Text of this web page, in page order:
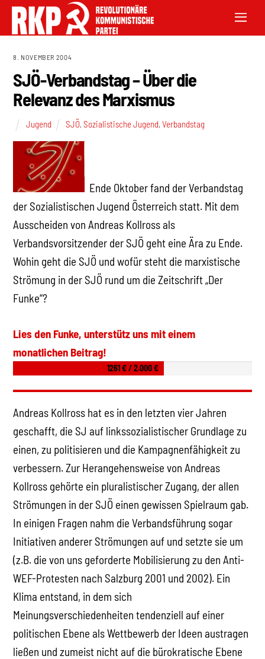
8. NOVEMBER 2004
SJÖ-Verbandstag – Über die
Relevanz des Marxismus
Jugend SJÖ,Sozialistische Jugend,Verbandstag
Ende Oktober fand der Verbandstag
der Sozialistischen Jugend Österreich statt. Mit dem
Ausscheiden von Andreas Kollross als
Verbandsvorsitzender der SJÖ geht eine Ära zu Ende.
Wohin geht die SJÖ und wofür steht die marxistische
Strömung in der SJÖ rund um die Zeitschrift „Der
Funke“?
Lies den Funke, unterstütz uns mit einem
monatlichen Beitrag!
1261 € / 2.000 €
Andreas Kollross hat es in den letzten vier Jahren
geschafft, die SJ auf linkssozialistischer Grundlage zu
einen, zu politisieren und die Kampagnenfähigkeit zu
verbessern. Zur Herangehensweise von Andreas
Kollross gehörte ein pluralistischer Zugang, der allen
Strömungen in der SJÖ einen gewissen Spielraum gab.
In einigen Fragen nahm die Verbandsführung sogar
Initiativen anderer Strömungen auf und setzte sie um
(z.B. die von uns geforderte Mobilisierung zu den Anti-
WEF-Protesten nach Salzburg 2001 und 2002). Ein
Klima entstand, in dem sich
Meinungsverschiedenheiten tendenziell auf einer
politischen Ebene als Wettbewerb der Ideen austragen
ließen und zumeist nicht auf die bürokratische Ebene